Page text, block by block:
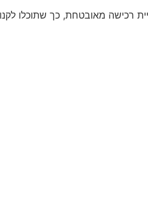
רכישה מאובטחת, כך שתוכלו